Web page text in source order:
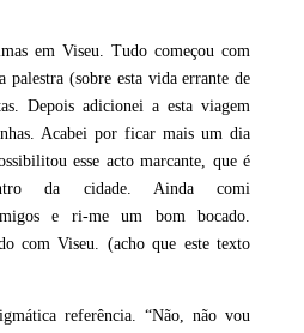
em Viseu. Tudo começou com
palestra (sobre esta vida errante de
Depois adicionei a esta viagem
Acabei por ficar mais um dia
esse acto marcante, que é
da cidade. Ainda comi
e ri-me um bom bocado.
com Viseu. (acho que este texto
referência. “Não, não vou